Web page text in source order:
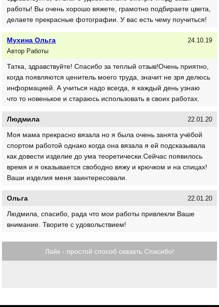
работы! Вы очень хорошо вяжете, грамотно подбираете цвета,
делаете прекрасные фотографии. У вас есть чему поучиться!
Мухина Ольга
Автор Работы
24.10.19
Татка, здравствуйте! Спасибо за теплый отзыв!Очень приятно,
когда появляются ценитель моего труда, значит не зря делюсь
информацией. А учиться надо всегда, я каждый день узнаю
что то новенькое и стараюсь использовать в своих работах.
Людмила 22.01.20
Моя мама прекрасно вязала но я была очень занята учёбой
спортом работой однако когда она вязала я ей подсказывала
как довести изделие до ума теоретически.Сейчас появилось
время и я оказывается свободно вяжу и крючком и на спицах!
Ваши изделия меня заинтересовали.
Ольга 22.01.20
Людмила, спасибо, рада что мои работы привлекли Ваше
внимание. Творите с удовольствием!
Лайк - простой способ сказать Спасибо!